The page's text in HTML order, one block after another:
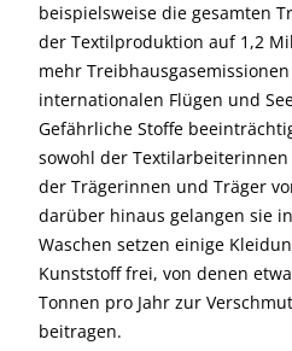
beispielsweise die gesamten
der Textilproduktion auf 1,2
mehr
internationalen Flügen und
Gefährliche Stoffe
sowohl der
der Trägerinnen und Träger
darüber hinaus gelangen sie
Waschen setzen einige
Kunststoff frei, von denen
Tonnen pro Jahr zur
beitragen.